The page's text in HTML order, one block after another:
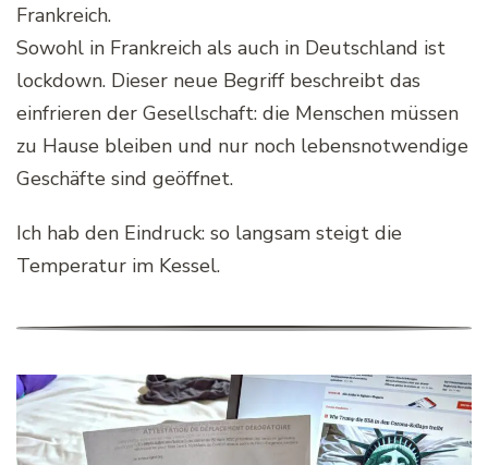
Frankreich.
Sowohl in Frankreich als auch in Deutschland ist
lockdown. Dieser neue Begriff beschreibt das
einfrieren der Gesellschaft: die Menschen müssen
zu Hause bleiben und nur noch lebensnotwendige
Geschäfte sind geöffnet.
Ich hab den Eindruck: so langsam steigt die
Temperatur im Kessel.